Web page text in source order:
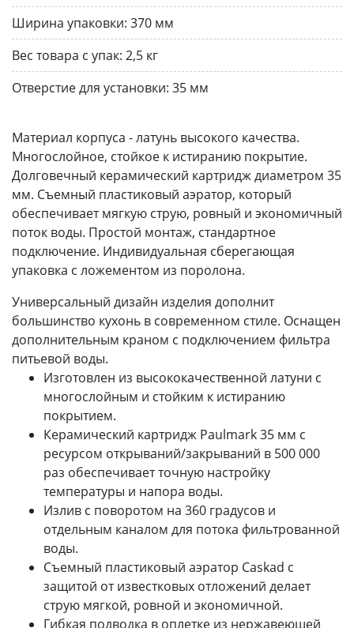
Ширина упаковки: 370 мм
Вес товара с упак: 2,5 кг
Отверстие для установки: 35 мм
Материал корпуса - латунь высокого качества.
Многослойное, стойкое к истиранию покрытие.
Долговечный керамический картридж диаметром 35
мм. Съемный пластиковый аэратор, который
обеспечивает мягкую струю, ровный и экономичный
поток воды. Простой монтаж, стандартное
подключение. Индивидуальная сберегающая
упаковка с ложементом из поролона.
Универсальный дизайн изделия дополнит
большинство кухонь в современном стиле. Оснащен
дополнительным краном с подключением фильтра
питьевой воды.
Изготовлен из высококачественной латуни с
многослойным и стойким к истиранию
покрытием.
Керамический картридж Paulmark 35 мм с
ресурсом открываний/закрываний в 500 000
раз обеспечивает точную настройку
температуры и напора воды.
Излив с поворотом на 360 градусов и
отдельным каналом для потока фильтрованной
воды.
Съемный пластиковый аэратор Caskad с
защитой от известковых отложений делает
струю мягкой, ровной и экономичной.
Гибкая подводка в оплетке из нержавеющей